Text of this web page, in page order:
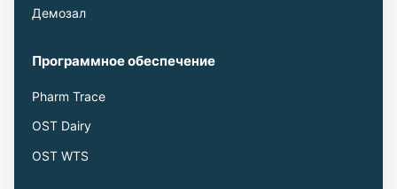
Демозал
Программное обеспечение
Pharm Trace
OST Dairy
OST WTS